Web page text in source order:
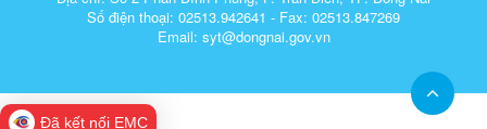
Số điện thoại: 02513.942641 - Fax: 02513.847269
Email: syt@dongnai.gov.vn
Đã kết nối EMC